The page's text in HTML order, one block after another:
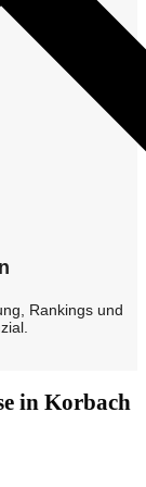
Rankings und
in Korbach